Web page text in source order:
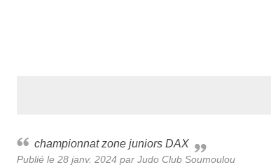
championnat zone juniors DAX
Publié le 28 janv. 2024 par Judo Club Soumoulou